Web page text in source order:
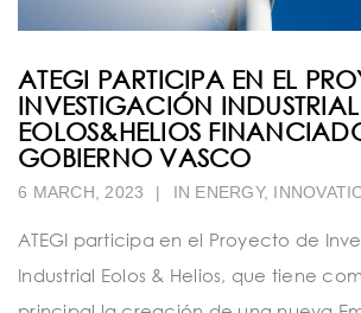
ATEGI PARTICIPA EN EL
INVESTIGACIÓN INDUSTRIAL
EOLOS&HELIOS
GOBIERNO VASCO
6 MARCH, 2023 | IN ENERGY,
ATEGI participa en el Proyecto de
Industrial Eolos & Helios, que tiene